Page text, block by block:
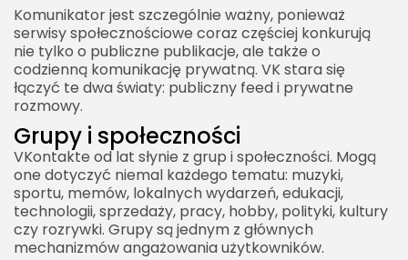
Komunikator jest szczególnie ważny, ponieważ
serwisy społecznościowe coraz częściej konkurują
nie tylko o publiczne publikacje, ale także o
codzienną komunikację prywatną. VK stara się
łączyć te dwa światy: publiczny feed i prywatne
rozmowy.
Grupy i społeczności
VKontakte od lat słynie z grup i społeczności. Mogą
one dotyczyć niemal każdego tematu: muzyki,
sportu, memów, lokalnych wydarzeń, edukacji,
technologii, sprzedaży, pracy, hobby, polityki, kultury
czy rozrywki. Grupy są jednym z głównych
mechanizmów angażowania użytkowników.